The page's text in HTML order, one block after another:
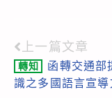
Read
more
上一篇文章
轉知
函轉交通部
識之多國語言宣導